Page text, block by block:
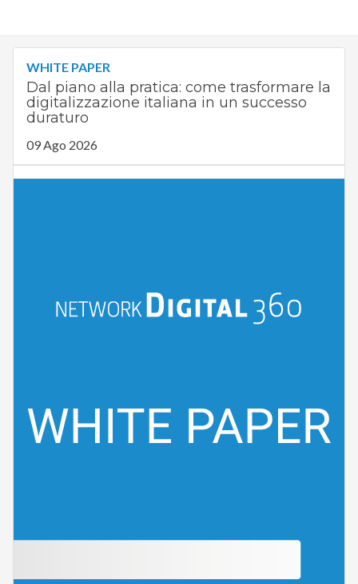
WHITE PAPER
Dal piano alla pratica: come trasformare la
digitalizzazione italiana in un successo
duraturo
09 Ago 2026